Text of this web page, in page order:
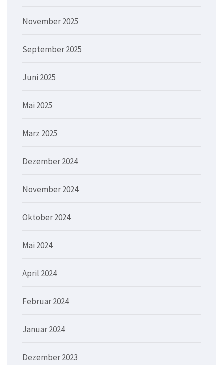
November 2025
September 2025
Juni 2025
Mai 2025
März 2025
Dezember 2024
November 2024
Oktober 2024
Mai 2024
April 2024
Februar 2024
Januar 2024
Dezember 2023